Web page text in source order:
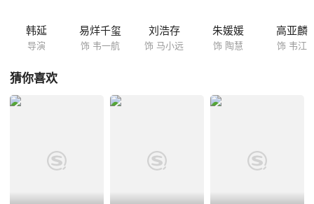
韩延
导演
易烊千玺
饰 韦一航
刘浩存
饰 马小远
朱媛媛
饰 陶慧
高亚麟
饰 韦江
猜你喜欢